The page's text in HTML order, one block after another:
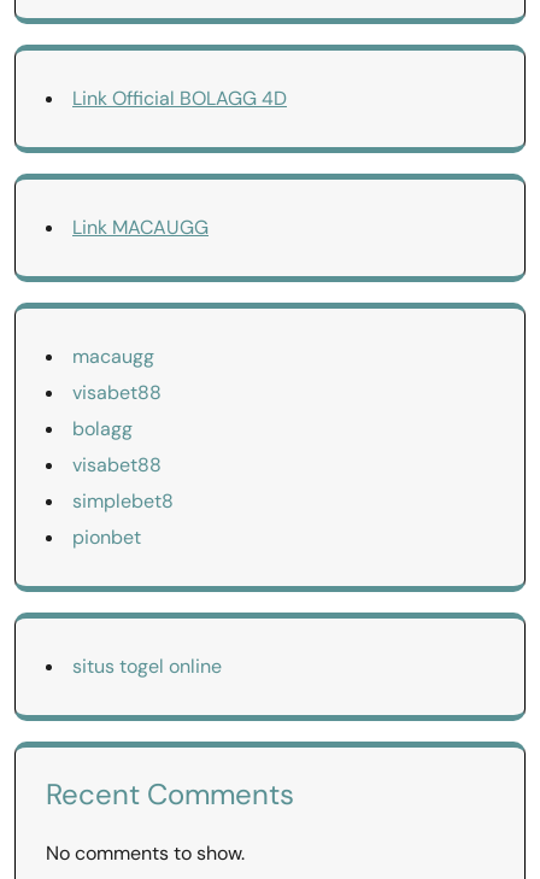
Link Official BOLAGG 4D
Link MACAUGG
macaugg
visabet88
bolagg
visabet88
simplebet8
pionbet
situs togel online
Recent Comments
No comments to show.